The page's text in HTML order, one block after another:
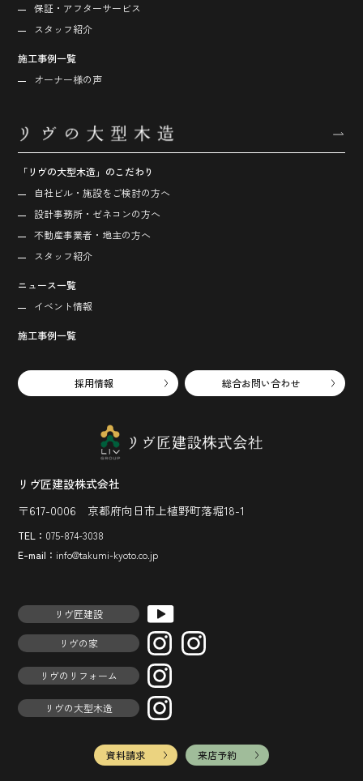
保証・アフターサービス
スタッフ紹介
施工事例一覧
オーナー様の声
「リヴの大型木造」のこだわり
自社ビル・施設をご検討の方へ
設計事務所・ゼネコンの方へ
不動産事業者・地主の方へ
スタッフ紹介
ニュース一覧
イベント情報
施工事例一覧
採用情報 総合お問い合わせ
リヴ匠建設株式会社
〒617-0006 京都府向日市上植野町落堀18-1
TEL： 075-874-3038
E-mail： info@takumi-kyoto.co.jp
リヴ匠建設
リヴの家
リヴのリフォーム
リヴの大型木造
資料請求 来店予約